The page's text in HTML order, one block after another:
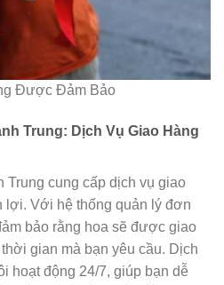
Được Đảm Bảo
Trung: Dịch Vụ Giao Hàng
cung cấp dịch vụ giao
lợi. Với hệ thống quản lý đơn
bảo rằng hoa sẽ được giao
gian mà bạn yêu cầu. Dịch
hoạt động 24/7, giúp bạn dễ